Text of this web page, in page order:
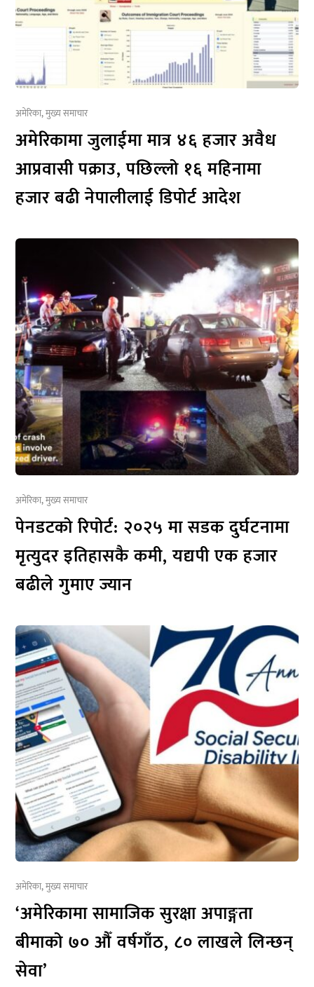
अमेरिका,मुख्य समाचार
अमेरिकामा जुलाईमा मात्र ४६ हजार अवैध
आप्रवासी पक्राउ, पछिल्लो १६ महिनामा
हजार बढी नेपालीलाई डिपोर्ट आदेश
अमेरिका,मुख्य समाचार
पेनडटको रिपोर्ट: २०२५ मा सडक दुर्घटनामा
मृत्युदर इतिहासकै कमी, यद्यपी एक हजार
बढीले गुमाए ज्यान
अमेरिका,मुख्य समाचार
‘अमेरिकामा सामाजिक सुरक्षा अपाङ्गता
बीमाको ७० औँ वर्षगाँठ, ८० लाखले लिन्छन्
सेवा’